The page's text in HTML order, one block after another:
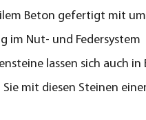
Beton gefertigt mit
im Nut- und Federsystem
lassen sich auch in
mit diesen Steinen